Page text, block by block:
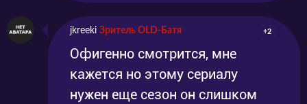
jkreeki Зритель OLD-Батя +2
Офигенно смотрится, мне
кажется но этому сериалу
нужен еще сезон он слишком